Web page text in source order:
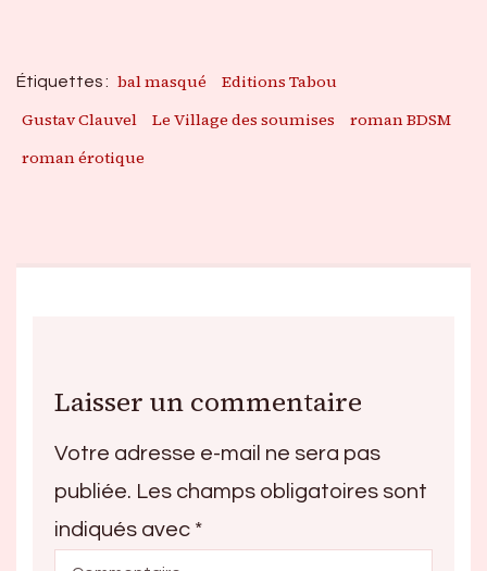
Étiquettes : bal masqué
Editions Tabou
Gustav Clauvel
Le Village des soumises
roman BDSM
roman érotique
Laisser un commentaire
Votre adresse e-mail ne sera pas
publiée. Les champs obligatoires sont
indiqués avec *